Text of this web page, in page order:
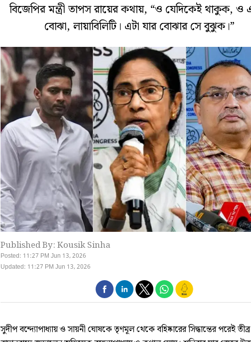
বিজেপির মন্ত্রী তাপস রায়ের কথায়, “ও যেদিকেই থাকুক, ও
বোঝা, লায়াবিলিটি। এটা যার বোঝার সে বুঝুক।”
Published By: Kousik Sinha
Posted: 11:27 PM Jun 13, 2026
Updated: 11:27 PM Jun 13, 2026
সুদীপ বন্দ্যোপাধ‌্যায় ও সায়নী ঘোষকে তৃণমূল থেকে বহিষ্কারের সিদ্ধান্তের পরেই তীব্র